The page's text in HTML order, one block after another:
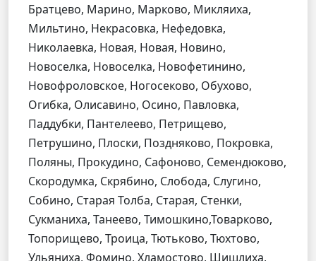
Братцево, Марино, Марково, Микляиха,
Мильтино, Некрасовка, Нефедовка,
Николаевка, Новая, Новая, Новино,
Новоселка, Новоселка, Новофетинино,
Новофроловское, Ногосеково, Обухово,
Огибка, Олисавино, Осино, Павловка,
Паддубки, Пантелеево, Петрищево,
Петрушино, Плоски, Поздняково, Покровка,
Поляны, Прокудино, Сафоново, Семендюково,
Скородумка, Скрябино, Слобода, Слугино,
Собино, Старая Толба, Старая, Стенки,
Сукманиха, Танеево, Тимошкино,Товарково,
Топорищево, Троица, Тютьково, Тюхтово,
Ульяниха, Фомино, Хламостово, Шишлиха,